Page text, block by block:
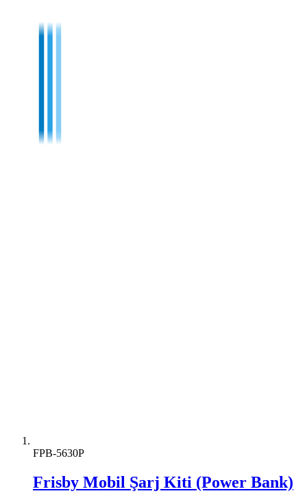
FPB-5630P
Frisby Mobil Şarj Kiti (Power Bank)